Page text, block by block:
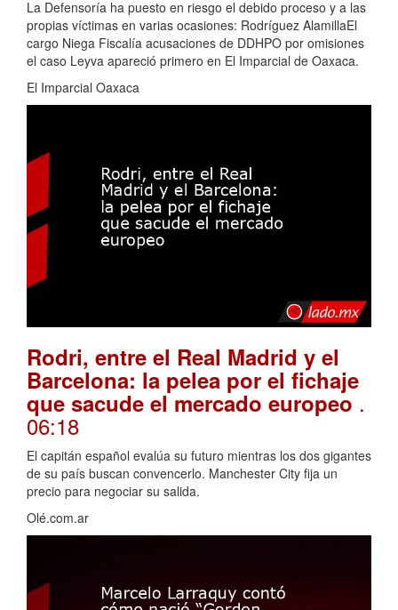
La Defensoría ha puesto en riesgo el debido proceso y a las
propias víctimas en varias ocasiones: Rodríguez AlamillaEl
cargo Niega Fiscalía acusaciones de DDHPO por omisiones
el caso Leyva apareció primero en El Imparcial de Oaxaca.
El Imparcial Oaxaca
Rodri, entre el Real Madrid y el
Barcelona: la pelea por el fichaje
que sacude el mercado europeo .
06:18
El capitán español evalúa su futuro mientras los dos gigantes
de su país buscan convencerlo. Manchester City fija un
precio para negociar su salida.
Olé.com.ar